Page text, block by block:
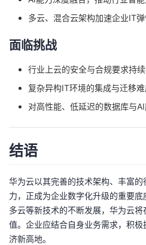
多云、混合云架构加速企业IT弹
面临挑战
行业上云的安全与合规要求持
复杂异构IT环境的集成与迁移
对高性能、低延迟的数据库与
结语
华为云以其完善的技术架构、丰富
力，正成为企业数字化升级的重要
多云等新技术的不断发展，华为云
值。企业应结合自身业务需求，积
济新高地。